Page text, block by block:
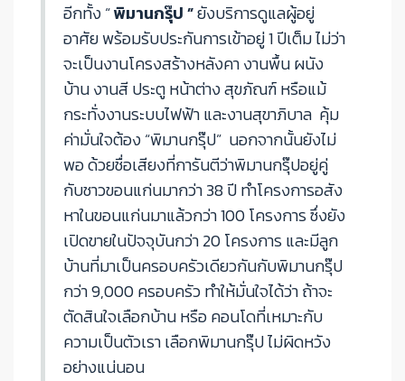
อีกทั้ง “พิมานกรุ๊ป ”ยังบริการดูแลผู้อยู่
อาศัย พร้อมรับประกันการเข้าอยู่ 1 ปีเต็ม ไม่ว่า
จะเป็นงานโครงสร้างหลังคา งานพื้น ผนัง
บ้าน งานสี ประตู หน้าต่าง สุขภัณฑ์ หรือแม้
กระทั่งงานระบบไฟฟ้า และงานสุขาภิบาล คุ้ม
ค่ามั่นใจต้อง “พิมานกรุ๊ป” นอกจากนั้นยังไม่
พอ ด้วยชื่อเสียงที่การันตีว่าพิมานกรุ๊ปอยู่คู่
กับชาวขอนแก่นมากว่า 38 ปี ทำโครงการอสัง
หาในขอนแก่นมาแล้วกว่า 100 โครงการ ซึ่งยัง
เปิดขายในปัจจุบันกว่า 20 โครงการ และมีลูก
บ้านที่มาเป็นครอบครัวเดียวกันกับพิมานกรุ๊ป
กว่า 9,000 ครอบครัว ทำให้มั่นใจได้ว่า ถ้าจะ
ตัดสินใจเลือกบ้าน หรือ คอนโดที่เหมาะกับ
ความเป็นตัวเรา เลือกพิมานกรุ๊ป ไม่ผิดหวัง
อย่างแน่นอน